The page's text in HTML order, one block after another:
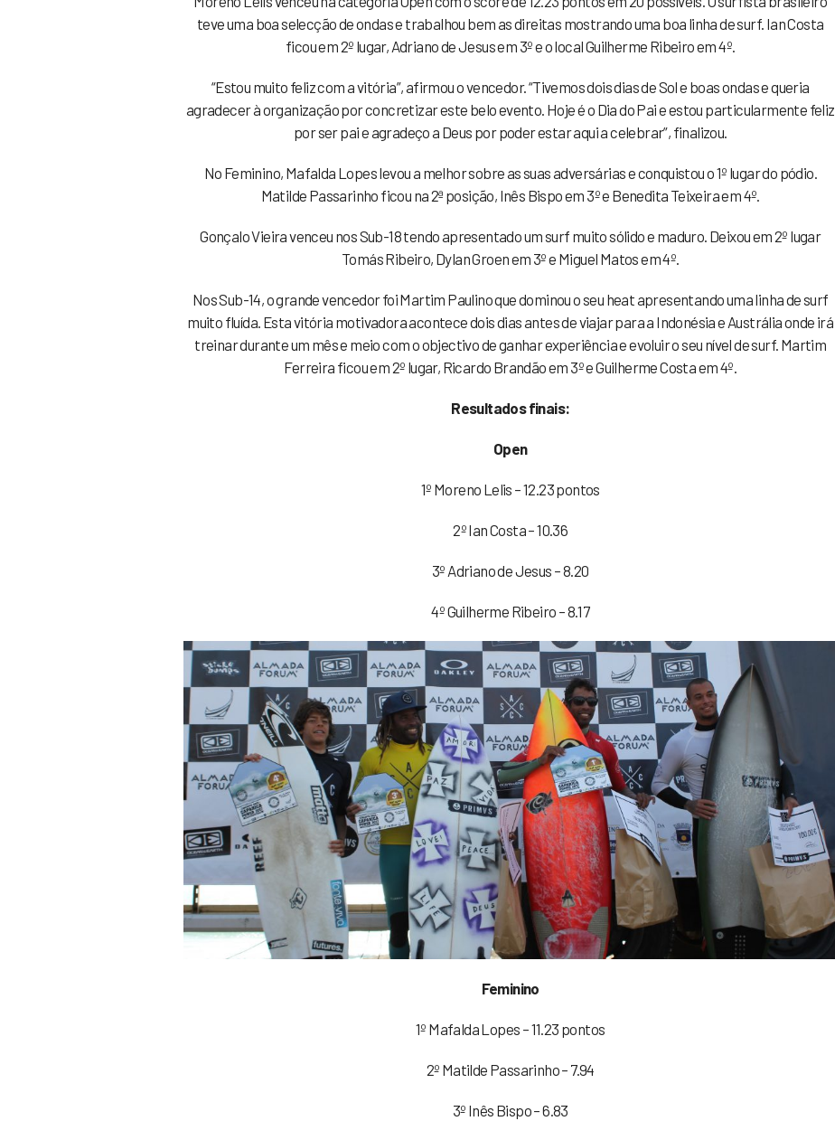
teve uma boa selecção de ondas e trabalhou bem as direitas mostrando uma boa linha de surf. Ian Costa
ficou em 2º lugar, Adriano de Jesus em 3º e o local Guilherme Ribeiro em 4º.
“Estou muito feliz com a vitória”, afirmou o vencedor. “Tivemos dois dias de Sol e boas ondas e queria
agradecer à organização por concretizar este belo evento. Hoje é o Dia do Pai e estou particularmente feliz
por ser pai e agradeço a Deus por poder estar aqui a celebrar”, finalizou.
No Feminino, Mafalda Lopes levou a melhor sobre as suas adversárias e conquistou o 1º lugar do pódio.
Matilde Passarinho ficou na 2ª posição, Inês Bispo em 3º e Benedita Teixeira em 4º.
Gonçalo Vieira venceu nos Sub-18 tendo apresentado um surf muito sólido e maduro. Deixou em 2º lugar
Tomás Ribeiro, Dylan Groen em 3º e Miguel Matos em 4º.
Nos Sub-14, o grande vencedor foi Martim Paulino que dominou o seu heat apresentando uma linha de surf
muito fluída. Esta vitória motivadora acontece dois dias antes de viajar para a Indonésia e Austrália onde irá
treinar durante um mês e meio com o objectivo de ganhar experiência e evoluir o seu nível de surf. Martim
Ferreira ficou em 2º lugar, Ricardo Brandão em 3º e Guilherme Costa em 4º.
Resultados finais:
Open
1º Moreno Lelis – 12.23 pontos
2º Ian Costa – 10.36
3º Adriano de Jesus – 8.20
4º Guilherme Ribeiro – 8.17
Feminino
1º Mafalda Lopes – 11.23 pontos
2º Matilde Passarinho – 7.94
3º Inês Bispo – 6.83